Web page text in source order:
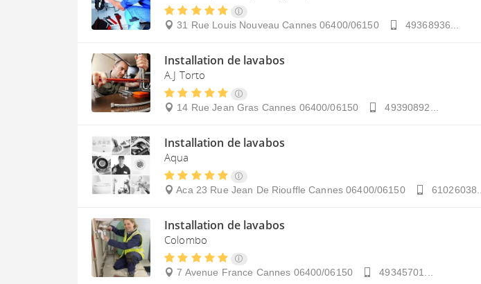
31 Rue Louis Nouveau Cannes 06400/06150 49368936...
Installation de lavabos
A.J Torto
14 Rue Jean Gras Cannes 06400/06150 49390892...
Installation de lavabos
Aqua
Aca 23 Rue Jean De Riouffle Cannes 06400/06150 61026038...
Installation de lavabos
Colombo
7 Avenue France Cannes 06400/06150 49345701...